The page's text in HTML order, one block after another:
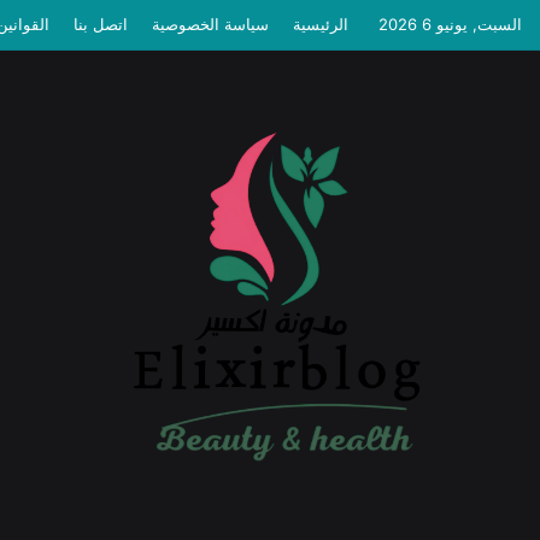
السبت, يونيو 6 2026 الرئيسية سياسة الخصوصية اتصل بنا